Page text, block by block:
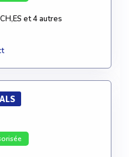
et 4 autres